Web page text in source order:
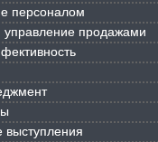
персоналом
продажами
выступления